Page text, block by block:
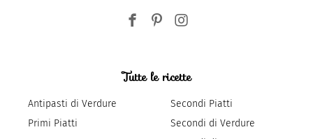
Tutte le ricette
Antipasti di Verdure
Primi Piatti
Secondi Piatti
Secondi di Verdure